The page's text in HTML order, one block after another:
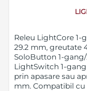
Releu LightCore 1-
29.2 mm, greutate
SoloButton 1-
LightSwitch 1-
prin apasare sau
mm. Compatibil cu